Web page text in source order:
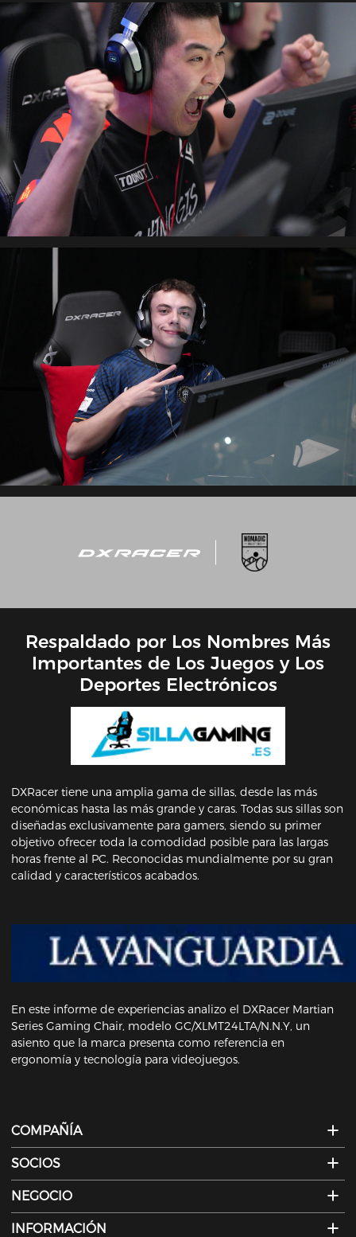
Respaldado por Los Nombres Más
Importantes de Los Juegos y Los
Deportes Electrónicos
DXRacer tiene una amplia gama de sillas, desde las más
económicas hasta las más grande y caras. Todas sus sillas son
diseñadas exclusivamente para gamers, siendo su primer
objetivo ofrecer toda la comodidad posible para las largas
horas frente al PC. Reconocidas mundialmente por su gran
calidad y característicos acabados.
En este informe de experiencias analizo el DXRacer Martian
Series Gaming Chair, modelo GC/XLMT24LTA/N.N.Y, un
asiento que la marca presenta como referencia en
ergonomía y tecnología para videojuegos.
COMPAÑÍA
SOCIOS
NEGOCIO
INFORMACIÓN